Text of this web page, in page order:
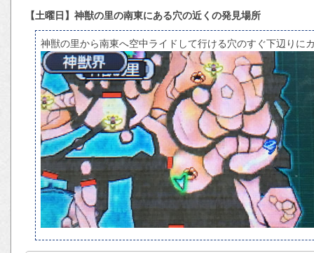
【土曜日】神獣の里の南東にある穴の近くの発見場所
神獣の里から南東へ空中ライドして行ける穴のすぐ下辺りに